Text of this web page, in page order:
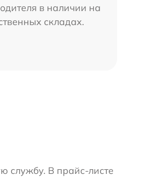
в наличии на
складах.
службу. В прайс-листе